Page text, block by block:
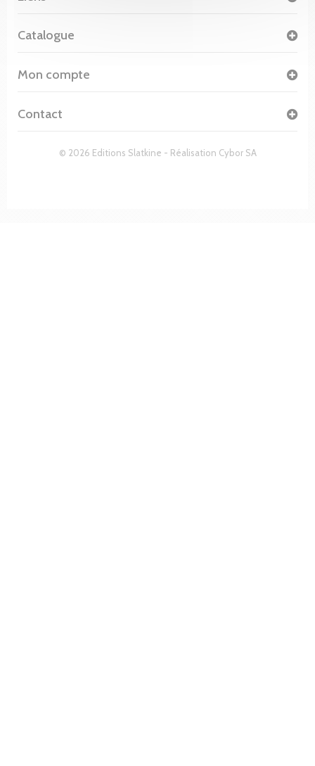
© 2026 Editions Slatkine - Réalisation Cybor SA
Catalogue
Mon compte
Contact